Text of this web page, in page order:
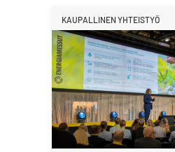
KAUPALLINEN YHTEISTYÖ